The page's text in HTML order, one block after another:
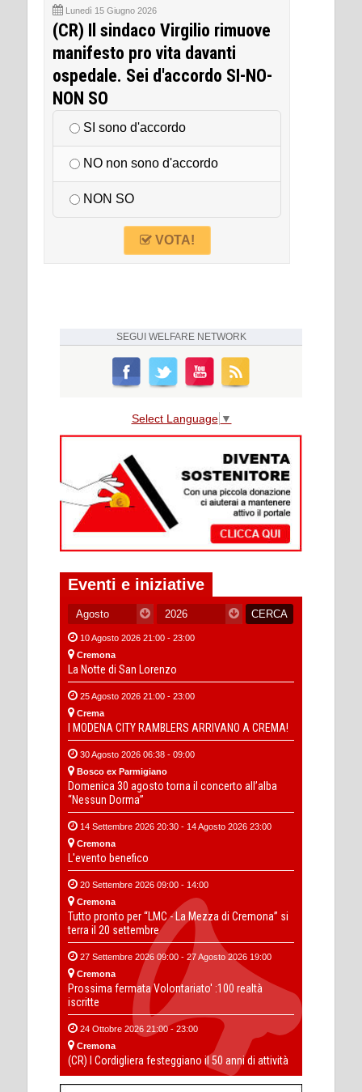
Lunedì 15 Giugno 2026
(CR) Il sindaco Virgilio rimuove
manifesto pro vita davanti
ospedale. Sei d'accordo SI-NO-
NON SO
SI sono d'accordo
NO non sono d'accordo
NON SO
VOTA!
SEGUI WELFARE NETWORK
Select Language ▼
Eventi e iniziative
10 Agosto 2026 21:00 - 23:00
Cremona
La Notte di San Lorenzo
25 Agosto 2026 21:00 - 23:00
Crema
I MODENA CITY RAMBLERS ARRIVANO A CREMA!
30 Agosto 2026 06:38 - 09:00
Bosco ex Parmigiano
Domenica 30 agosto torna il concerto all’alba
“Nessun Dorma”
14 Settembre 2026 20:30 - 14 Agosto 2026 23:00
Cremona
L'evento benefico
20 Settembre 2026 09:00 - 14:00
Cremona
Tutto pronto per “LMC - La Mezza di Cremona” si
terra il 20 settembre
27 Settembre 2026 09:00 - 27 Agosto 2026 19:00
Cremona
Prossima fermata Volontariato' :100 realtà
iscritte
24 Ottobre 2026 21:00 - 23:00
Cremona
(CR) I Cordigliera festeggiano il 50 anni di attività